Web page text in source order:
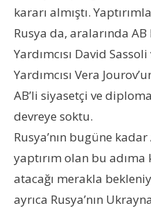
kararı almıştı.
Rusya da, aralarında
Yardımcısı David
Yardımcısı Vera
AB’li siyasetçi ve
devreye soktu.
Rusya’nın bugüne kadar
yaptırım olan bu adıma
atacağı merakla
ayrıca Rusya’nın